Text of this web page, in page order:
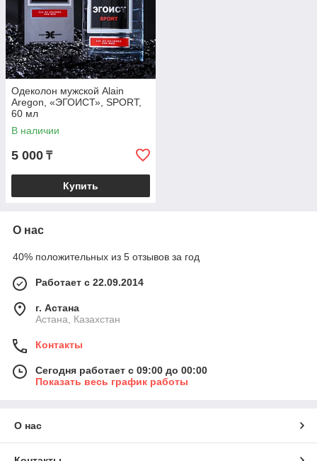
Одеколон мужской Alain
Aregon, «ЭГОИСТ», SPORT,
60 мл
В наличии
5 000 ₸
Купить
О нас
40% положительных из 5 отзывов за год
Работает с 22.09.2014
г. Астана
Астана, Казахстан
Контакты
Сегодня работает с 09:00 до 00:00
Показать весь график работы
О нас